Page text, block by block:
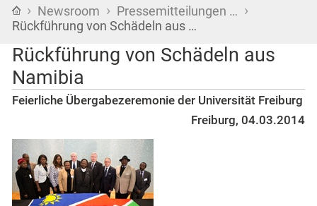
Startseite
› Newsroom › Pressemitteilungen … ›
Rückführung von Schädeln aus …
Rückführung von Schädeln aus
Namibia
Feierliche Übergabezeremonie der Universität Freiburg
Freiburg, 04.03.2014